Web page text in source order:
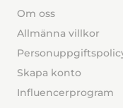
Om oss
Allmänna villkor
Skapa konto
Influencerprogram